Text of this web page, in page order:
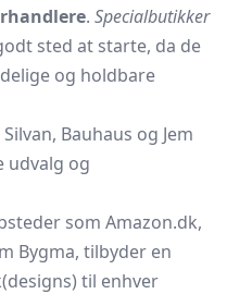
. Specialbutikker
sted at starte, da de
og holdbare
Bauhaus og Jem
udvalg og
som Amazon.dk,
Bygma, tilbyder en
til enhver